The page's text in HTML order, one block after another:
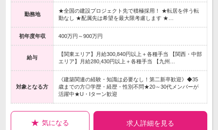
勤務地
★全国の建設プロジェクト先で積極採用！ ★転居を伴う転
勤なし ★配属先は希望を最大限考慮します ★…
初年度年収 400万円～900万円
給与
【関東エリア】月給300,840円以上＋各種手当 【関西・中部
エリア】月給280,430円以上＋各種手当 【九州…
対象となる方
《建築関連の経験・知識は必要なし！第二新卒歓迎》◆35
歳までの方◎学歴・経歴・性別不問★20～30代メンバーが
活躍中★U・Iターン歓迎
気になる 求人詳細を見る